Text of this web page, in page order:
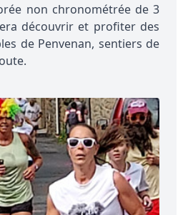
non chronométrée de 3
découvrir et profiter des
de Penvenan, sentiers de